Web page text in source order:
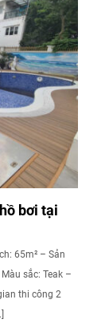
bơi tại
65m² – Sản
sắc: Teak –
thi công 2